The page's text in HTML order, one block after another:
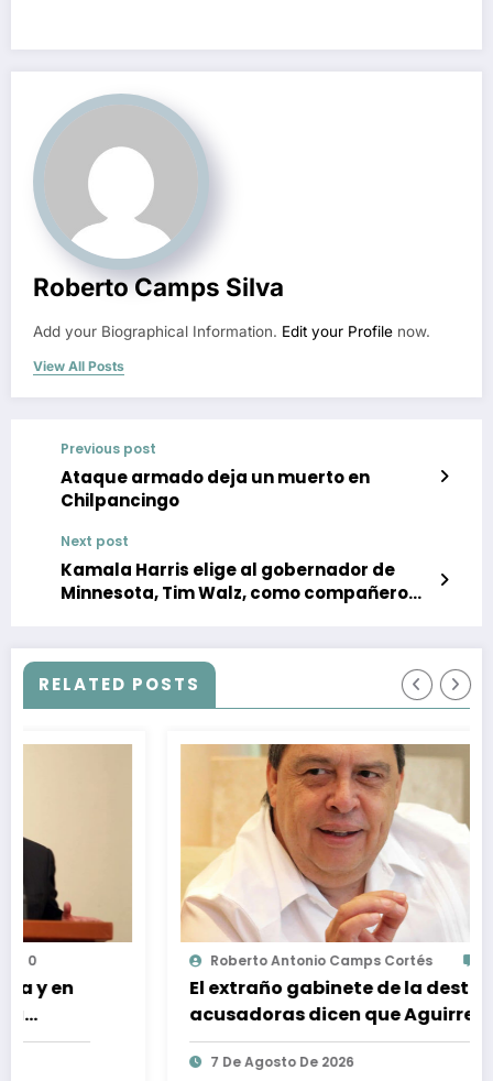
Roberto Camps Silva
Add your Biographical Information. Edit your Profile now.
View All Posts
Previous post
Ataque armado deja un muerto en
Chilpancingo
Next post
Kamala Harris elige al gobernador de
Minnesota, Tim Walz, como compañero
RELATED POSTS
Roberto Antonio Camps Cortés 0
El extraño gabinete de la destrucción:
acusadoras dicen que Aguirre
convocó a sus colaboradores para
desaparecer un disco
7 De Agosto De 2026